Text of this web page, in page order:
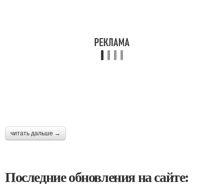
читать дальше →
Последние обновления на сайте: